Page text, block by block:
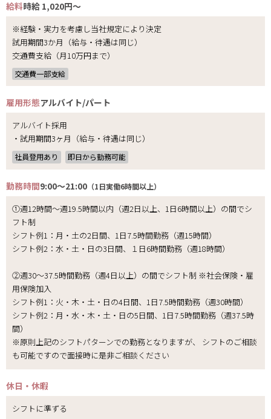
給料時給 1,020円～
※経験・実力を考慮し当社規定により決定
試用期間3か月（給与・待遇は同じ）
交通費支給（月10万円まで）
交通費一部支給
雇用形態アルバイト/パート
アルバイト採用
・試用期間3ヶ月（給与・待遇は同じ）
社員登用あり 即日から勤務可能
勤務時間9:00～21:00 （1日実働6時間以上）
①週12時間～週19.5時間以内（週2日以上、1日6時間以上）の間でシ
フト制
シフト例1：月・土の2日間、1日7.5時間勤務（週15時間）
シフト例2：水・土・日の3日間、１日6時間勤務（週18時間）
②週30～37.5時間勤務（週4日以上）の間でシフト制 ※社会保険・雇
用保険加入
シフト例1：火・木・土・日の4日間、1日7.5時間勤務（週30時間）
シフト例2：月・水・木・土・日の5日間、1日7.5時間勤務（週37.5時
間）
※原則上記のシフトパターンでの勤務となりますが、 シフトのご相談
も可能ですので面接時に是非ご相談ください
休日・休暇
シフトに準ずる